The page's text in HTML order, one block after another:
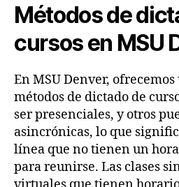
Métodos de
cursos en MSU
En MSU Denver,
métodos de dictado de
ser presenciales, y otros
asincrónicas, lo que
línea que no tienen un
para reunirse. Las clases